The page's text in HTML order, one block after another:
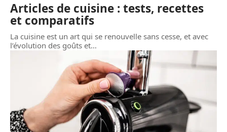
Articles de cuisine : tests, recettes
et comparatifs
La cuisine est un art qui se renouvelle sans cesse, et avec
l’évolution des goûts et…